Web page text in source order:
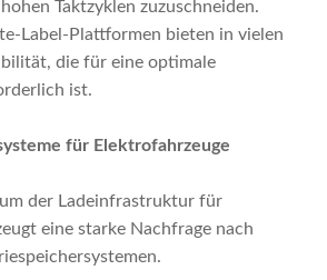
Taktzyklen zuzuschneiden.
Label-Plattformen bieten in vielen
die für eine optimale
ist.
für Elektrofahrzeuge
der Ladeinfrastruktur für
eine starke Nachfrage nach